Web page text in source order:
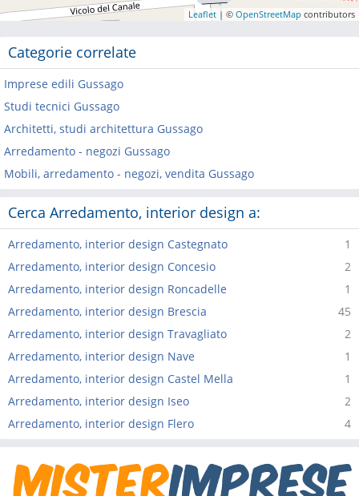
Leaflet | © OpenStreetMap contributors
Categorie correlate
Imprese edili Gussago
Studi tecnici Gussago
Architetti, studi architettura Gussago
Arredamento - negozi Gussago
Mobili, arredamento - negozi, vendita Gussago
Cerca Arredamento, interior design a:
1
Arredamento, interior design Castegnato
2
Arredamento, interior design Concesio
1
Arredamento, interior design Roncadelle
45
Arredamento, interior design Brescia
2
Arredamento, interior design Travagliato
1
Arredamento, interior design Nave
1
Arredamento, interior design Castel Mella
2
Arredamento, interior design Iseo
4
Arredamento, interior design Flero